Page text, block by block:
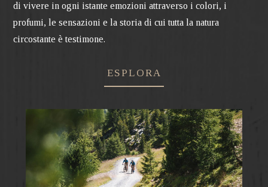
di vivere in ogni istante emozioni attraverso i colori, i
profumi, le sensazioni e la storia di cui tutta la natura
circostante è testimone.
ESPLORA